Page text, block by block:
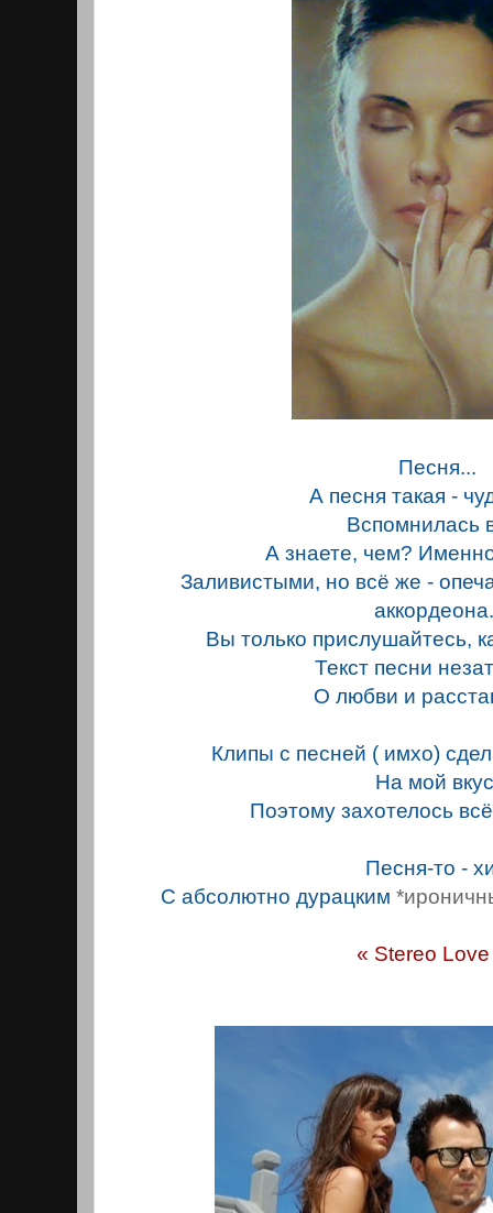
Песня...
А песня такая -
Вспомнилась
А знаете, чем?
Заливистыми, но всё же -
Вы только прислушайтесь,
Текст песни
О любви и
Клипы с песней ( имхо)
На мой
Поэтому захотелось
Песня-то -
С абсолютно дурацким
« Stereo